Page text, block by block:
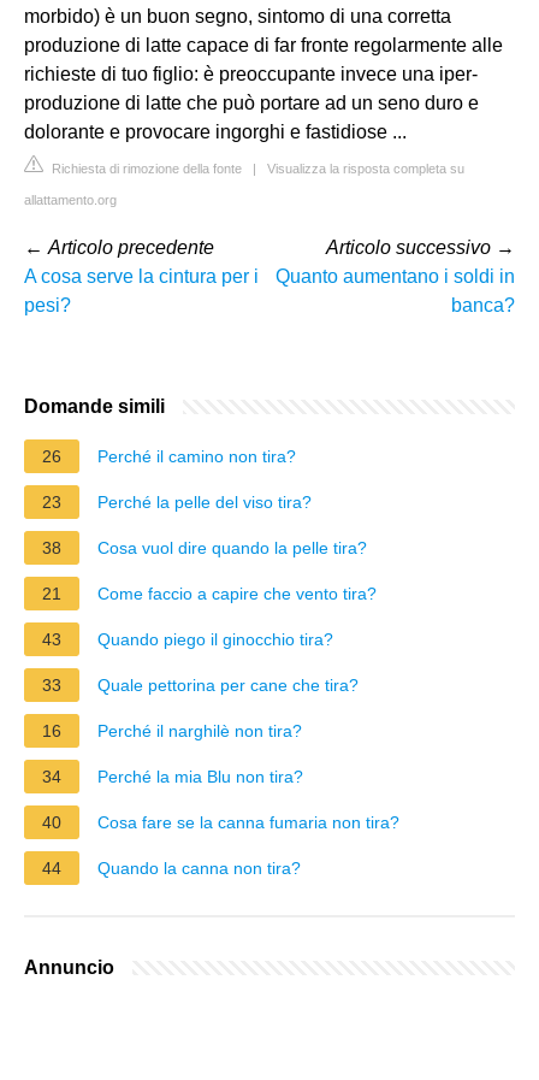
morbido) è un buon segno, sintomo di una corretta
produzione di latte capace di far fronte regolarmente alle
richieste di tuo figlio: è preoccupante invece una iper-
produzione di latte che può portare ad un seno duro e
dolorante e provocare ingorghi e fastidiose ...
Richiesta di rimozione della fonte | Visualizza la risposta completa su
allattamento.org
← Articolo precedente
A cosa serve la cintura per i
pesi?
Articolo successivo →
Quanto aumentano i soldi in
banca?
Domande simili
26 Perché il camino non tira?
23 Perché la pelle del viso tira?
38 Cosa vuol dire quando la pelle tira?
21 Come faccio a capire che vento tira?
43 Quando piego il ginocchio tira?
33 Quale pettorina per cane che tira?
16 Perché il narghilè non tira?
34 Perché la mia Blu non tira?
40 Cosa fare se la canna fumaria non tira?
44 Quando la canna non tira?
Annuncio